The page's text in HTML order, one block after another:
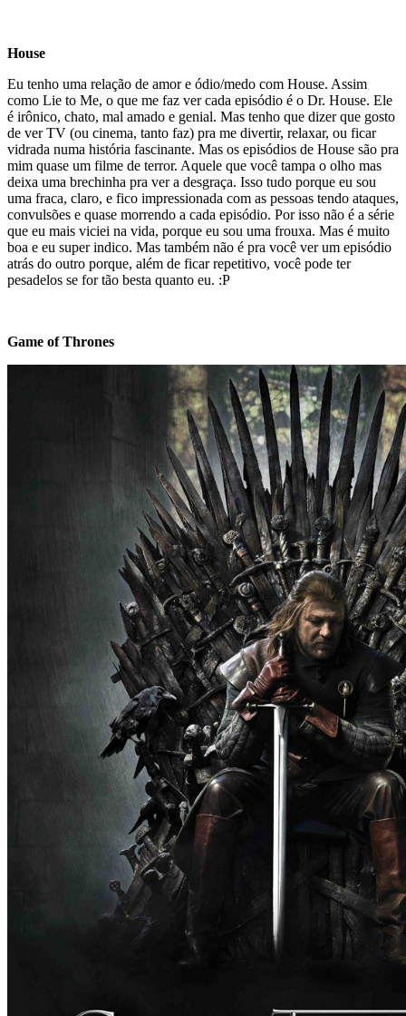
House
Eu tenho uma relação de amor e ódio/medo com House. Assim
como Lie to Me, o que me faz ver cada episódio é o Dr. House. Ele
é irônico, chato, mal amado e genial. Mas tenho que dizer que gosto
de ver TV (ou cinema, tanto faz) pra me divertir, relaxar, ou ficar
vidrada numa história fascinante. Mas os episódios de House são pra
mim quase um filme de terror. Aquele que você tampa o olho mas
deixa uma brechinha pra ver a desgraça. Isso tudo porque eu sou
uma fraca, claro, e fico impressionada com as pessoas tendo ataques,
convulsões e quase morrendo a cada episódio. Por isso não é a série
que eu mais viciei na vida, porque eu sou uma frouxa. Mas é muito
boa e eu super indico. Mas também não é pra você ver um episódio
atrás do outro porque, além de ficar repetitivo, você pode ter
pesadelos se for tão besta quanto eu. :P
Game of Thrones